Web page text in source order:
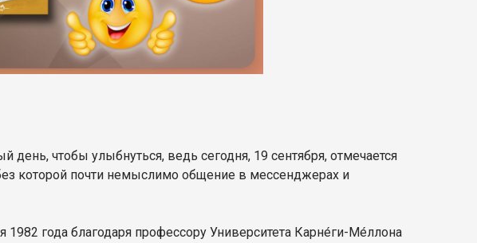
день, чтобы улыбнуться, ведь сегодня, 19 сентября, отмечается
которой почти немыслимо общение в мессенджерах и
года благодаря профессору Университета Карне́ги-Ме́ллона